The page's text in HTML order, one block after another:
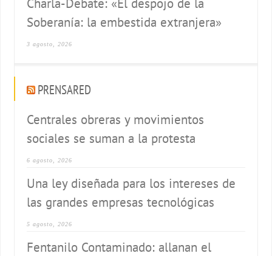
Charla-Debate: «El despojo de la
Soberanía: la embestida extranjera»
3 agosto, 2026
PRENSARED
Centrales obreras y movimientos
sociales se suman a la protesta
6 agosto, 2026
Una ley diseñada para los intereses de
las grandes empresas tecnológicas
5 agosto, 2026
Fentanilo Contaminado: allanan el